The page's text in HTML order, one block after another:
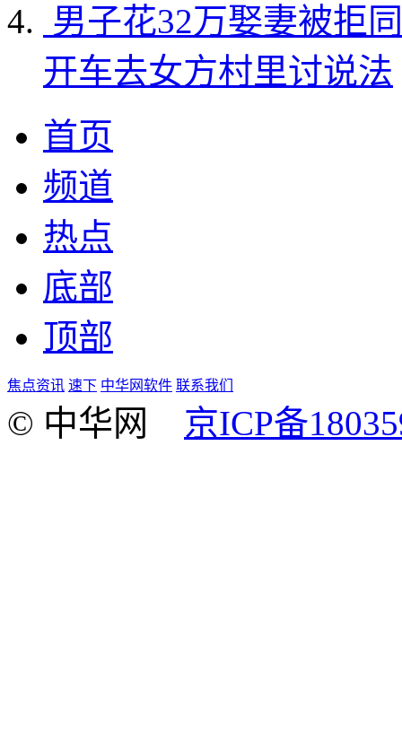
男子花32万娶妻被拒
开车去女方村里讨说法
首页
频道
热点
底部
顶部
焦点资讯 速下 中华网软件 联系我们
© 中华网 京ICP备